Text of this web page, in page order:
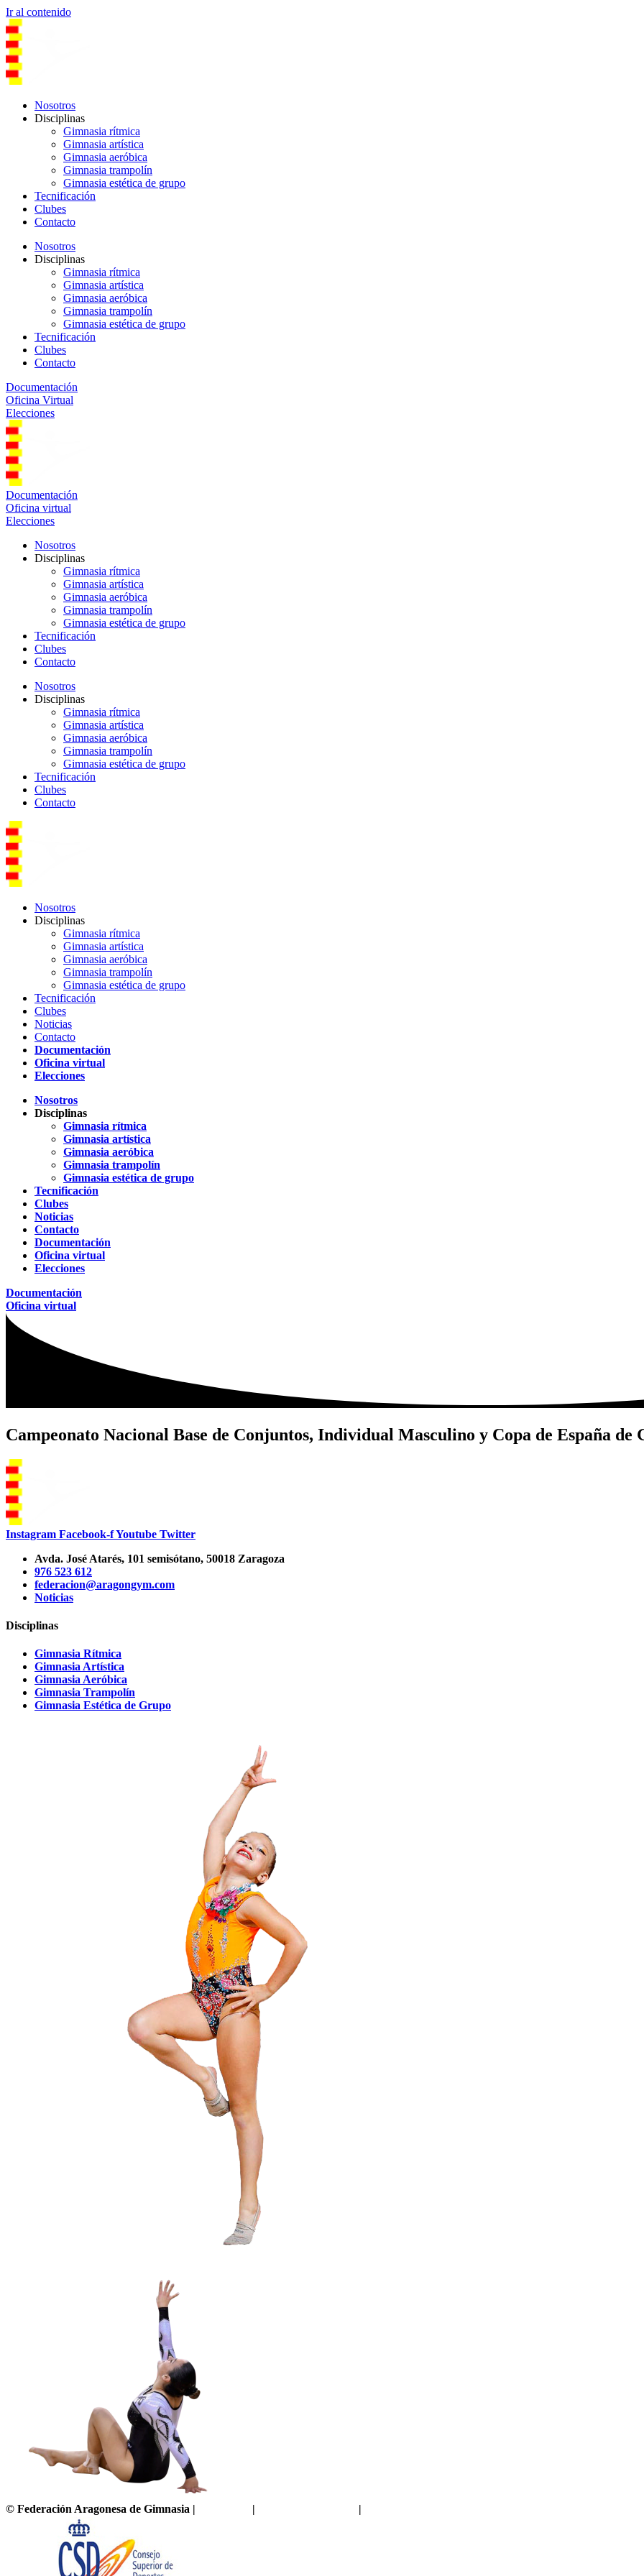
Ir al contenido
Nosotros
Disciplinas
Gimnasia rítmica
Gimnasia artística
Gimnasia aeróbica
Gimnasia trampolín
Gimnasia estética de grupo
Tecnificación
Clubes
Contacto
Nosotros
Disciplinas
Gimnasia rítmica
Gimnasia artística
Gimnasia aeróbica
Gimnasia trampolín
Gimnasia estética de grupo
Tecnificación
Clubes
Contacto
Documentación
Oficina Virtual
Elecciones
Documentación
Oficina virtual
Elecciones
Nosotros
Disciplinas
Gimnasia rítmica
Gimnasia artística
Gimnasia aeróbica
Gimnasia trampolín
Gimnasia estética de grupo
Tecnificación
Clubes
Contacto
Nosotros
Disciplinas
Gimnasia rítmica
Gimnasia artística
Gimnasia aeróbica
Gimnasia trampolín
Gimnasia estética de grupo
Tecnificación
Clubes
Contacto
Nosotros
Disciplinas
Gimnasia rítmica
Gimnasia artística
Gimnasia aeróbica
Gimnasia trampolín
Gimnasia estética de grupo
Tecnificación
Clubes
Noticias
Contacto
Documentación
Oficina virtual
Elecciones
Nosotros
Disciplinas
Gimnasia rítmica
Gimnasia artística
Gimnasia aeróbica
Gimnasia trampolín
Gimnasia estética de grupo
Tecnificación
Clubes
Noticias
Contacto
Documentación
Oficina virtual
Elecciones
Documentación
Oficina virtual
Campeonato Nacional Base de Conjuntos, Individual Masculino y Copa de España de
Instagram Facebook-fYoutube Twitter
Avda. José Atarés, 101 semisótano, 50018 Zaragoza
976 523 612
federacion@aragongym.com
Noticias
Disciplinas
Gimnasia Rítmica
Gimnasia Artística
Gimnasia Aeróbica
Gimnasia Trampolín
Gimnasia Estética de Grupo
© Federación Aragonesa de Gimnasia | | |